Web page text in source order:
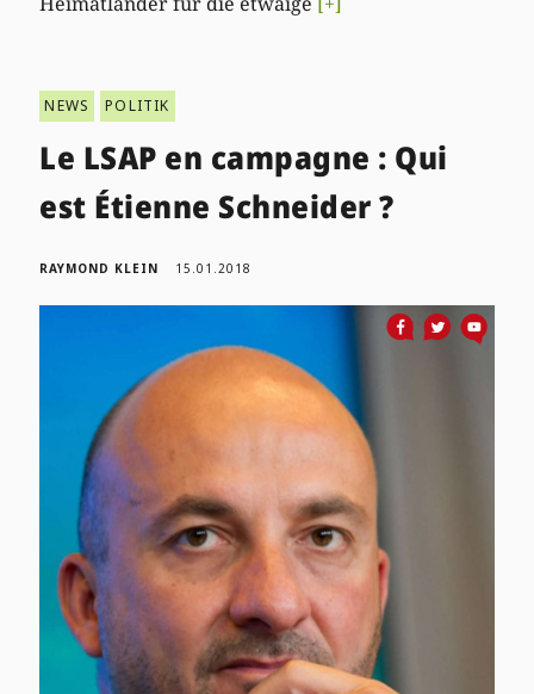
NEWS POLITIK
Le LSAP en campagne : Qui
est Étienne Schneider ?
RAYMOND KLEIN 15.01.2018